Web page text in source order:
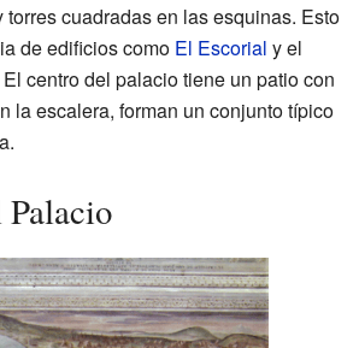
cuadradas en las esquinas. Esto
de edificios como El Escorial y el
El centro del palacio tiene un patio con
la escalera, forman un conjunto típico
Palacio